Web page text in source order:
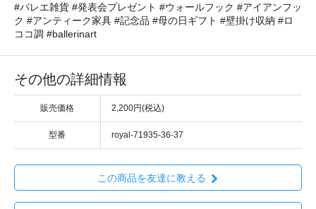
#バレエ雑貨 #発表会プレゼント #ウォールフック #アイアンフッ
ク #アンティーク家具 #記念品 #母の日ギフト #壁掛け収納 #ロ
ココ調 #ballerinart
その他の詳細情報
販売価格 2,200円(税込)
型番 royal-71935-36-37
この商品を友達に教える